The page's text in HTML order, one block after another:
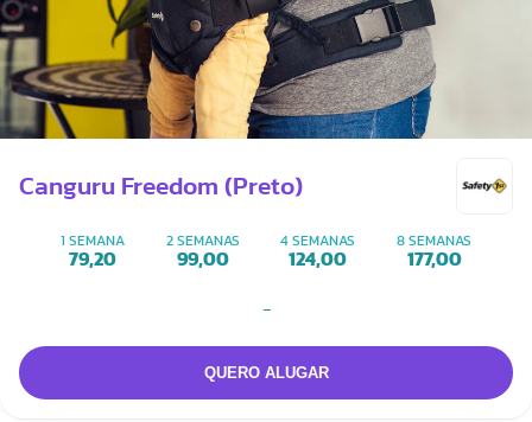
Canguru Freedom (Preto)
1 SEMANA
79,20
2 SEMANAS
99,00
4 SEMANAS
124,00
8 SEMANAS
177,00
-